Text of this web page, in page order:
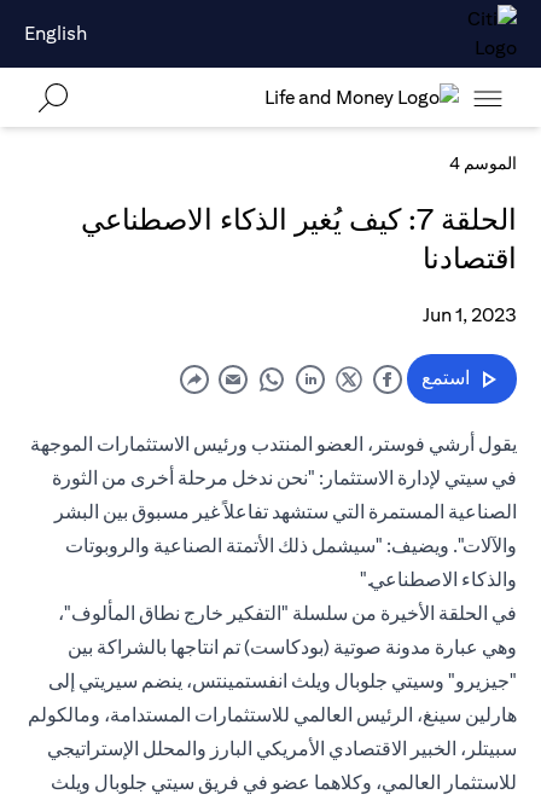
English
الموسم 4
الحلقة 7: كيف يُغير الذكاء الاصطناعي
اقتصادنا
Jun 1, 2023
استمع
يقول أرشي فوستر، العضو المنتدب ورئيس الاستثمارات الموجهة
في سيتي لإدارة الاستثمار: "نحن ندخل مرحلة أخرى من الثورة
الصناعية المستمرة التي ستشهد تفاعلاً غير مسبوق بين البشر
والآلات". ويضيف: "سيشمل ذلك الأتمتة الصناعية والروبوتات
والذكاء الاصطناعي."
في الحلقة الأخيرة من سلسلة "التفكير خارج نطاق المألوف"،
وهي عبارة مدونة صوتية (بودكاست) تم انتاجها بالشراكة بين
"جيزيرو" وسيتي جلوبال ويلث انفستمينتس، ينضم سيريتي إلى
هارلين سينغ، الرئيس العالمي للاستثمارات المستدامة، ومالكولم
سبيتلر، الخبير الاقتصادي الأمريكي البارز والمحلل الإستراتيجي
للاستثمار العالمي، وكلاهما عضو في فريق سيتي جلوبال ويلث